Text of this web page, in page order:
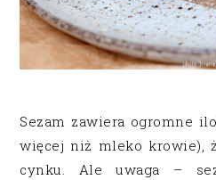
Sezam zawiera ogromne
więcej niż mleko krowie),
cynku. Ale uwaga –